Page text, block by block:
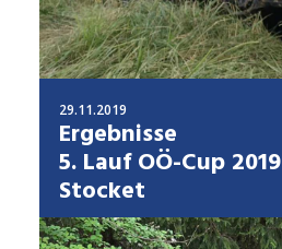
29.11.2019
Ergebnisse
5. Lauf OÖ-Cup 2019
Stocket